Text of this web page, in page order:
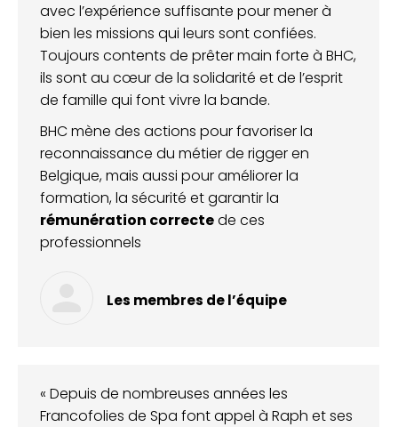
avec l’expérience suffisante pour mener à
bien les missions qui leurs sont confiées.
Toujours contents de prêter main forte à BHC,
ils sont au cœur de la solidarité et de l’esprit
de famille qui font vivre la bande.
BHC mène des actions pour favoriser la
reconnaissance du métier de rigger en
Belgique, mais aussi pour améliorer la
formation, la sécurité et garantir la
rémunération correctede ces
professionnels
Les membres de l’équipe
« Depuis de nombreuses années les
Francofolies de Spa font appel à Raph et ses